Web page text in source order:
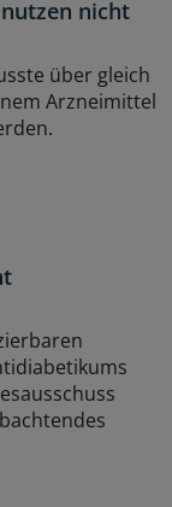
nicht
über gleich
Arzneimittel